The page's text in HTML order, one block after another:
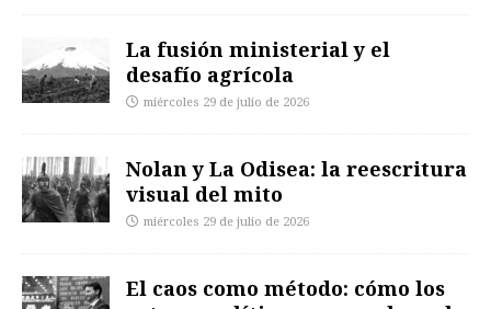
La fusión ministerial y el
desafío agrícola
miércoles 29 de julio de 2026
Nolan y La Odisea: la reescritura
visual del mito
miércoles 29 de julio de 2026
El caos como método: cómo los